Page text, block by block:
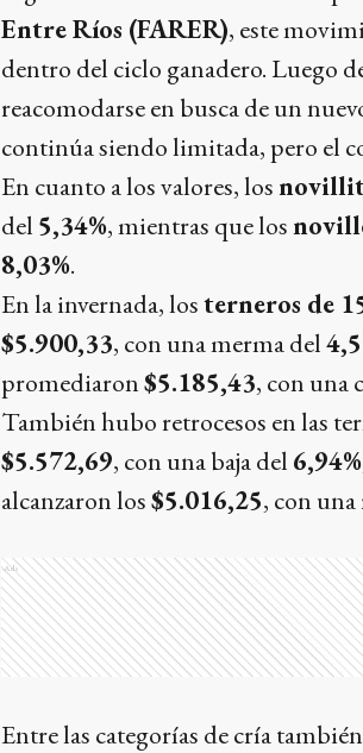
Entre Ríos (FARER), este
dentro del ciclo ganadero. Luego
reacomodarse en busca de un
continúa siendo limitada, pero el
En cuanto a los valores, los
del 5,34%, mientras que los
8,03%.
En la invernada, losterneros de
$5.900,33, con una merma del
promediaron$5.185,43, con una
También hubo retrocesos en las
$5.572,69, con una baja del 6,94%
alcanzaron los$5.016,25, con
Ads
Entre las categorías de cría